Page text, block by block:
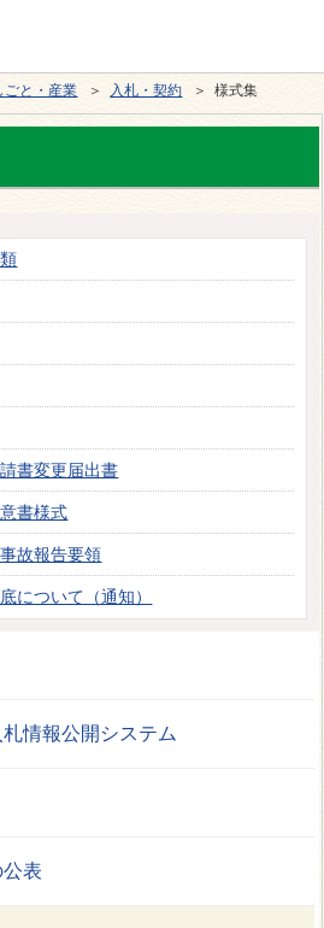
ごと・産業 ＞ 入札・契約 ＞ 様式集
書変更届出書
書様式
故報告要領
について（通知）
情報公開システム
表